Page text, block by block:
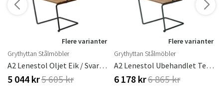
Flere varianter
Grythyttan Stålmöbler
A2 Lenestol Oljet Eik / Svart Ramme
5 044 kr5 605 kr
Flere varianter
Grythyttan Stålmöbler
A2 Lenestol Ubehandlet Teak/sort Understell
6 178 kr6 865 kr